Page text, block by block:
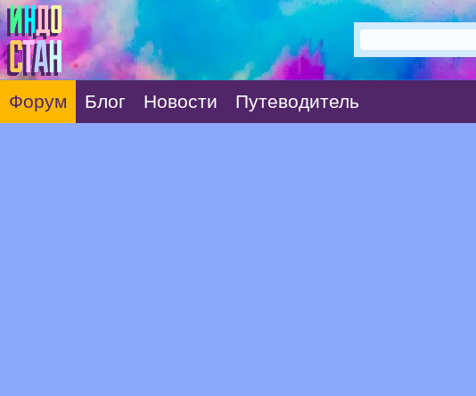
Форум Блог Новости Путеводитель